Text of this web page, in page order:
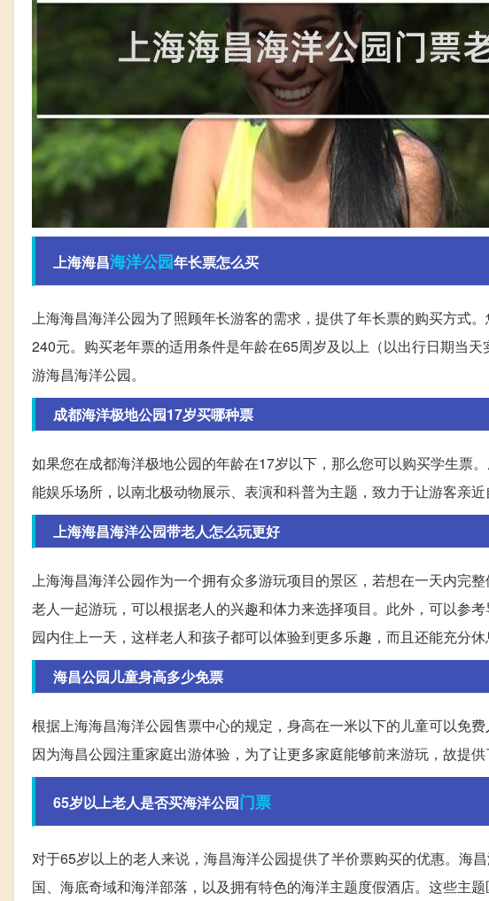
上海海昌海洋公园年长票怎么买
上海海昌海洋公园为了照顾年长游客的需求，提供了年长票的购买方式
240元。购买老年票的适用条件是年龄在65周岁及以上（以出行日期当
游海昌海洋公园。
成都海洋极地公园17岁买哪种票
如果您在成都海洋极地公园的年龄在17岁以下，那么您可以购买学生票
能娱乐场所，以南北极动物展示、表演和科普为主题，致力于让游客亲近
上海海昌海洋公园带老人怎么玩更好
上海海昌海洋公园作为一个拥有众多游玩项目的景区，若想在一天内完
老人一起游玩，可以根据老人的兴趣和体力来选择项目。此外，可以参
园内住上一天，这样老人和孩子都可以体验到更多乐趣，而且还能充分休
海昌公园儿童身高多少免票
根据上海海昌海洋公园售票中心的规定，身高在一米以下的儿童可以免
因为海昌公园注重家庭出游体验，为了让更多家庭能够前来游玩，故提供
65岁以上老人是否买海洋公园门票
对于65岁以上的老人来说，海昌海洋公园提供了半价票购买的优惠。海
国、海底奇域和海洋部落，以及拥有特色的海洋主题度假酒店。这些主